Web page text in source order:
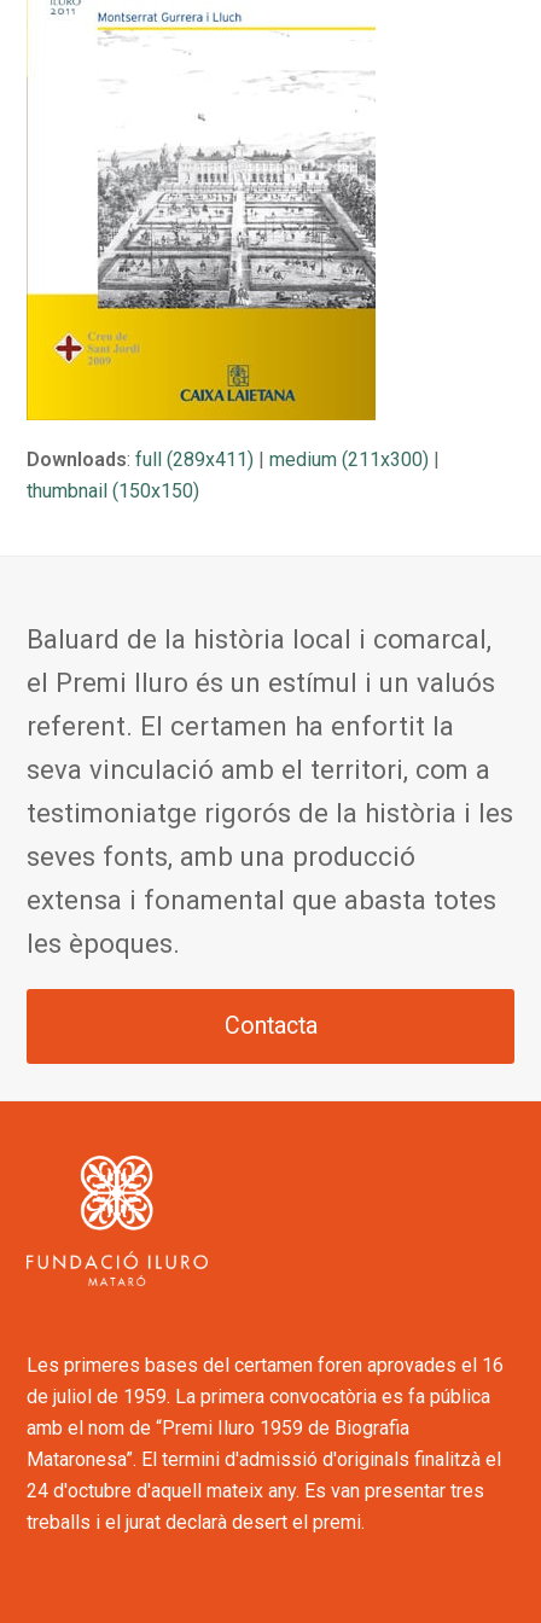
Downloads:full (289x411) |medium (211x300) |
thumbnail (150x150)
Baluard de la història local i comarcal,
el Premi Iluro és un estímul i un valuós
referent. El certamen ha enfortit la
seva vinculació amb el territori, com a
testimoniatge rigorós de la història i les
seves fonts, amb una producció
extensa i fonamental que abasta totes
les èpoques.
Contacta
Les primeres bases del certamen foren aprovades el 16
de juliol de 1959. La primera convocatòria es fa pública
amb el nom de “Premi Iluro 1959 de Biografia
Mataronesa”. El termini d'admissió d'originals finalitzà el
24 d'octubre d'aquell mateix any. Es van presentar tres
treballs i el jurat declarà desert el premi.